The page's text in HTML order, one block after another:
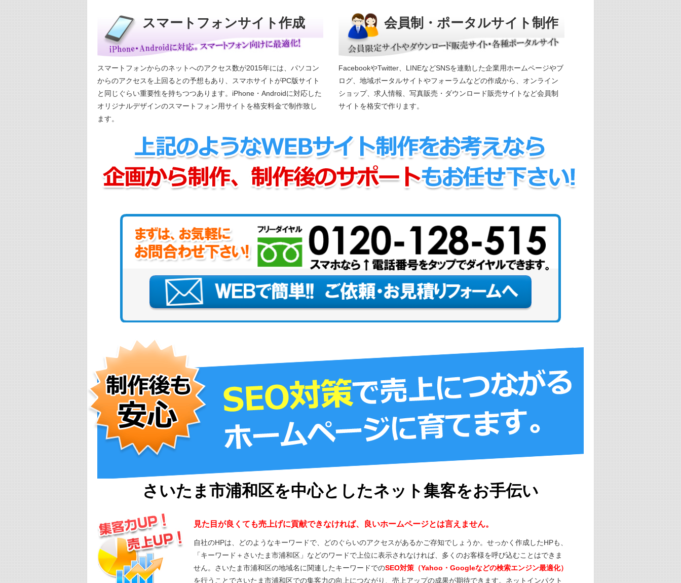
スマートフォンサイト作成
スマートフォンからのネットへのアクセス数が2015年には、パソコン
からのアクセスを上回るとの予想もあり、スマホサイトがPC版サイト
と同じぐらい重要性を持ちつつあります。iPhone・Androidに対応した
オリジナルデザインのスマートフォン用サイトを格安料金で制作致し
ます。
会員制・ポータルサイト制作
FacebookやTwitter、LINEなどSNSを連動した企業用ホームページやブ
ログ、地域ポータルサイトやフォーラムなどの作成から、オンライン
ショップ、求人情報、写真販売・ダウンロード販売サイトなど会員制
サイトを格安で作ります。
さいたま市浦和区を中心としたネット集客をお手伝い
見た目が良くても売上げに貢献できなければ、良いホームページとは言えません。
自社のHPは、どのようなキーワードで、どのぐらいのアクセスがあるかご存知でしょうか。せっかく作成したHPも、
「キーワード＋さいたま市浦和区」などのワードで上位に表示されなければ、多くのお客様を呼び込むことはできま
せん。さいたま市浦和区の地域名に関連したキーワードでのSEO対策（Yahoo・Googleなどの検索エンジン最適化）
を行うことでさいたま市浦和区での集客力の向上につながり、売上アップの成果が期待できます。ネットインパクト